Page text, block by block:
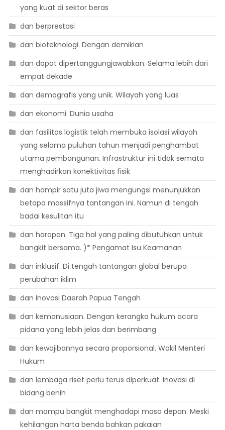
yang kuat di sektor beras
dan berprestasi
dan bioteknologi. Dengan demikian
dan dapat dipertanggungjawabkan. Selama lebih dari
empat dekade
dan demografis yang unik. Wilayah yang luas
dan ekonomi. Dunia usaha
dan fasilitas logistik telah membuka isolasi wilayah
yang selama puluhan tahun menjadi penghambat
utama pembangunan. Infrastruktur ini tidak semata
menghadirkan konektivitas fisik
dan hampir satu juta jiwa mengungsi menunjukkan
betapa massifnya tantangan ini. Namun di tengah
badai kesulitan itu
dan harapan. Tiga hal yang paling dibutuhkan untuk
bangkit bersama. )* Pengamat Isu Keamanan
dan inklusif. Di tengah tantangan global berupa
perubahan iklim
dan Inovasi Daerah Papua Tengah
dan kemanusiaan. Dengan kerangka hukum acara
pidana yang lebih jelas dan berimbang
dan kewajibannya secara proporsional. Wakil Menteri
Hukum
dan lembaga riset perlu terus diperkuat. Inovasi di
bidang benih
dan mampu bangkit menghadapi masa depan. Meski
kehilangan harta benda bahkan pakaian